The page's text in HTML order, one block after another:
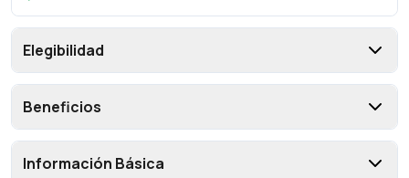
Elegibilidad
Beneficios
Información Básica